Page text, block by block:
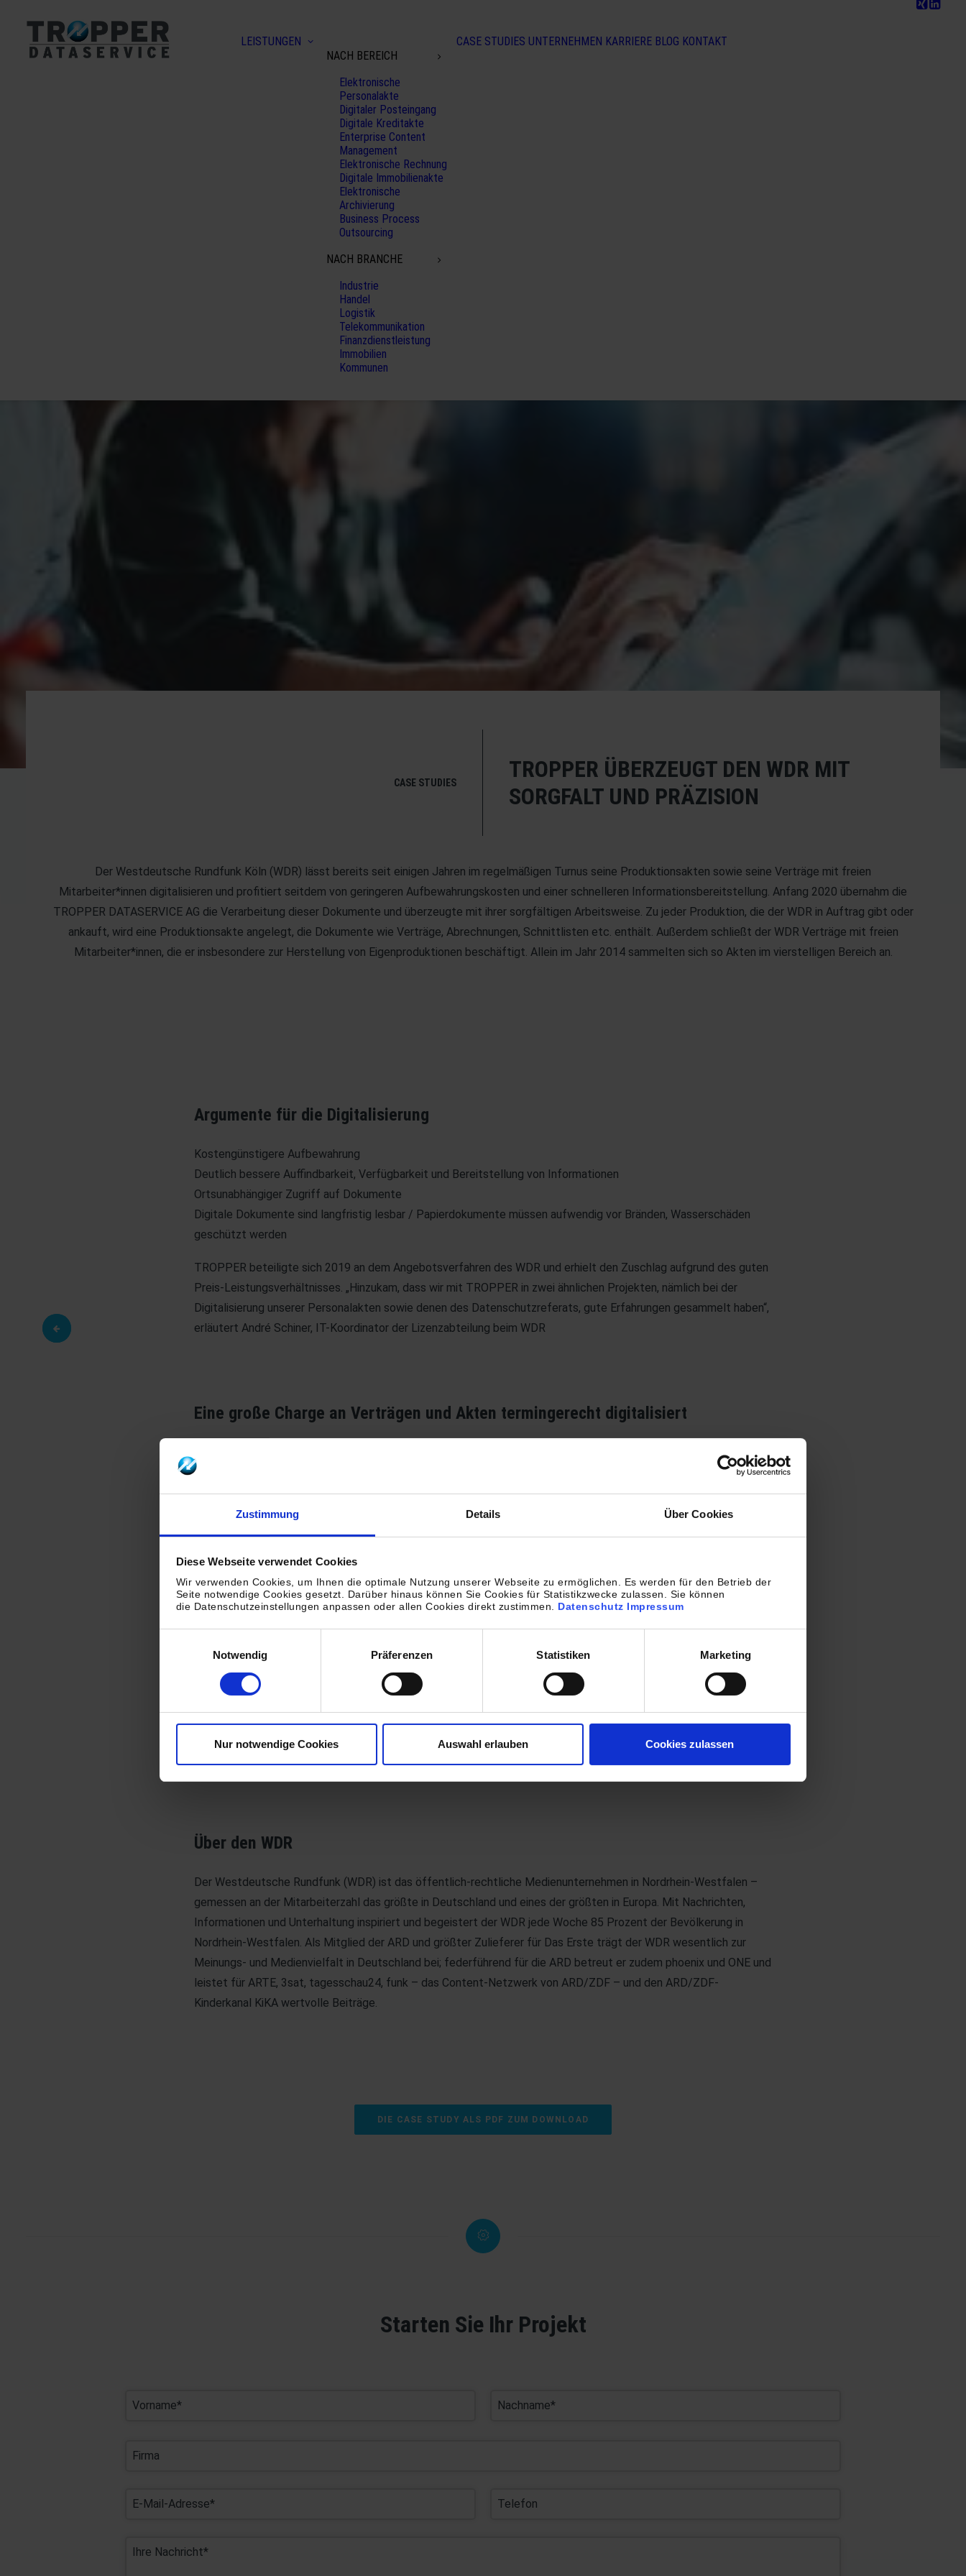
Zustimmung Details Über Cookies
Diese Webseite verwendet Cookies
Wir verwenden Cookies, um Ihnen die optimale Nutzung unserer Webseite zu ermöglichen. Es werden für den Betrieb der
Seite notwendige Cookies gesetzt. Darüber hinaus können Sie Cookies für Statistikzwecke zulassen. Sie können
die Datenschutzeinstellungen anpassen oder allen Cookies direkt zustimmen. Datenschutz Impressum
Notwendig
Präferenzen Statistiken Marketing
Nur notwendige Cookies Auswahl erlauben Cookies zulassen
LEISTUNGEN
NACH BEREICH
Elektronische
Personalakte
Digitaler Posteingang
Digitale Kreditakte
Enterprise Content
Management
Elektronische Rechnung
Digitale Immobilienakte
Elektronische
Archivierung
Business Process
Outsourcing
NACH BRANCHE
Industrie
Handel
Logistik
Telekommunikation
Finanzdienstleistung
Immobilien
Kommunen
CASE STUDIES UNTERNEHMEN KARRIERE BLOG KONTAKT
CASE STUDIES
TROPPER ÜBERZEUGT DEN WDR MIT
SORGFALT UND PRÄZISION
Der Westdeutsche Rundfunk Köln (WDR) lässt bereits seit einigen Jahren im regelmäßigen Turnus seine Produktionsakten sowie seine Verträge mit freien
Mitarbeiter*innen digitalisieren und profitiert seitdem von geringeren Aufbewahrungskosten und einer schnelleren Informationsbereitstellung. Anfang 2020 übernahm die
TROPPER DATASERVICE AG die Verarbeitung dieser Dokumente und überzeugte mit ihrer sorgfältigen Arbeitsweise. Zu jeder Produktion, die der WDR in Auftrag gibt oder
ankauft, wird eine Produktionsakte angelegt, die Dokumente wie Verträge, Abrechnungen, Schnittlisten etc. enthält. Außerdem schließt der WDR Verträge mit freien
Mitarbeiter*innen, die er insbesondere zur Herstellung von Eigenproduktionen beschäftigt. Allein im Jahr 2014 sammelten sich so Akten im vierstelligen Bereich an.
Argumente für die Digitalisierung
Kostengünstigere Aufbewahrung
Deutlich bessere Auffindbarkeit, Verfügbarkeit und Bereitstellung von Informationen
Ortsunabhängiger Zugriff auf Dokumente
Digitale Dokumente sind langfristig lesbar / Papierdokumente müssen aufwendig vor Bränden, Wasserschäden
geschützt werden
TROPPER beteiligte sich 2019 an dem Angebotsverfahren des WDR und erhielt den Zuschlag aufgrund des guten
Preis-Leistungsverhältnisses. „Hinzukam, dass wir mit TROPPER in zwei ähnlichen Projekten, nämlich bei der
Digitalisierung unserer Personalakten sowie denen des Datenschutzreferats, gute Erfahrungen gesammelt haben“,
erläutert André Schiner, IT-Koordinator der Lizenzabteilung beim WDR
Eine große Charge an Verträgen und Akten termingerecht digitalisiert
Nachdem TROPPER den Zuschlag erhalten hatte, holte der Dokumentendienstleister eine große Charge an
Produktionsakten sowie geschlossenen Verträge mit den freien Mitarbeiter*innen beim WDR ab und brachte sie
unter Wahrung strenger datenschutzrechtlicher Sicherheitsbestimmungen in seine Produktionsstätte nach
Leverkusen. Hier erfolgte dann die Verarbeitung. Als Ausgabeformat wurden volltextfähige und für die
Langzeitarchivierung geeignete PDF/A-Dateien definiert, die TROPPER nach vorgegebenen Merkmalen
importieren konnte. Abschließend übernahm TROPPER die sichere und vorschriftsmäßige Vernichtung der
Papierunterlagen nach DIN 66399.
Erfolgreicher Projektverlauf
André Schiner fasst zusammen: „Wir haben die digitalisierten Dokumente umfangreich geprüft und konnten keine
Über den WDR
Der Westdeutsche Rundfunk (WDR) ist das öffentlich-rechtliche Medienunternehmen in Nordrhein-Westfalen –
gemessen an der Mitarbeiterzahl das größte in Deutschland und eines der größten in Europa. Mit Nachrichten,
Informationen und Unterhaltung inspiriert und begeistert der WDR jede Woche 85 Prozent der Bevölkerung in
Nordrhein-Westfalen. Als Mitglied der ARD und größter Zulieferer für Das Erste trägt der WDR wesentlich zur
Meinungs- und Medienvielfalt in Deutschland bei; federführend für die ARD betreut er zudem phoenix und ONE und
leistet für ARTE, 3sat, tagesschau24, funk – das Content-Netzwerk von ARD/ZDF – und den ARD/ZDF-
Kinderkanal KiKA wertvolle Beiträge.
DIE CASE STUDY ALS PDF ZUM DOWNLOAD
Starten Sie Ihr Projekt